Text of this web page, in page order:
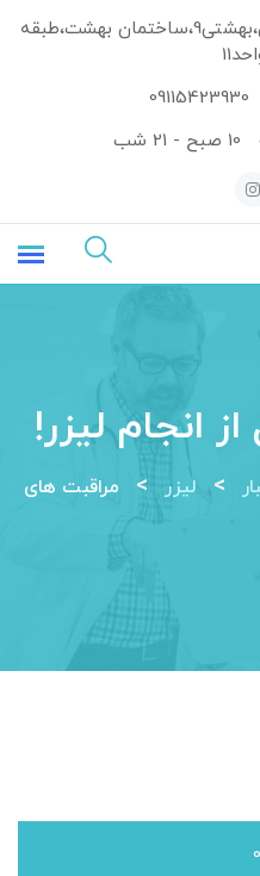
گیلان ، لاهیجان ، شیشه گران،بهشتی9،ساختمان بهشت،طبقه
09115423930
انجام لیزر!
> لیزر >
مراقبت های